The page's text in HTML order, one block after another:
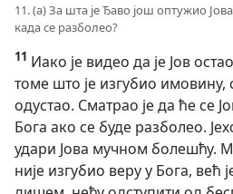
11. (а) За шта је Ђаво још оптужио
када се разболео?
11 Иако је видео да је Јов
томе што је изгубио имовину,
одустао. Сматрао је да ће се
Бога ако се буде разболео.
удари Јова мучном болешћу.
није изгубио веру у Бога, већ